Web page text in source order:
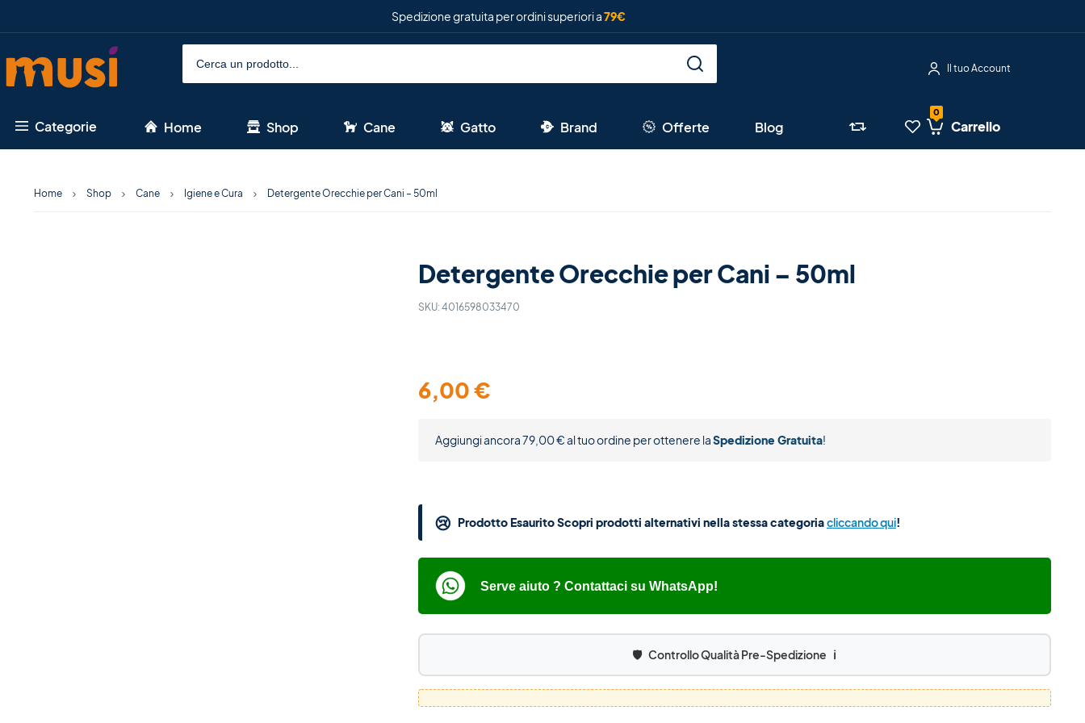
Spedizione gratuita per ordini superiori a79€
Il tuo Account
Categorie Home Shop Cane Gatto Brand Offerte Blog Carrello
Home Shop Cane Igiene e Cura Detergente Orecchie per Cani – 50ml
Detergente Orecchie per Cani – 50ml
SKU:4016598033470
6,00€
Aggiungi ancora79,00€al tuo ordine per ottenere laSpedizione Gratuita!
😢 Prodotto Esaurito Scopri prodotti alternativi nella stessa categoriacliccando qui!
Serve aiuto ? Contattaci su WhatsApp!
🛡️ Controllo Qualità Pre-Spedizione ℹ️